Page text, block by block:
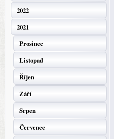
2022
2021
Prosinec
Listopad
Říjen
Září
Srpen
Červenec